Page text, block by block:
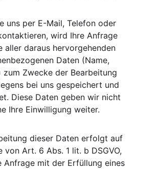
uns per E-Mail, Telefon oder
wird Ihre Anfrage
aller daraus hervorgehenden
Daten (Name,
zum Zwecke der Bearbeitung
bei uns gespeichert und
Diese Daten geben wir nicht
Ihre Einwilligung weiter.
dieser Daten erfolgt auf
von Art. 6 Abs. 1 lit. b DSGVO,
Anfrage mit der Erfüllung eines